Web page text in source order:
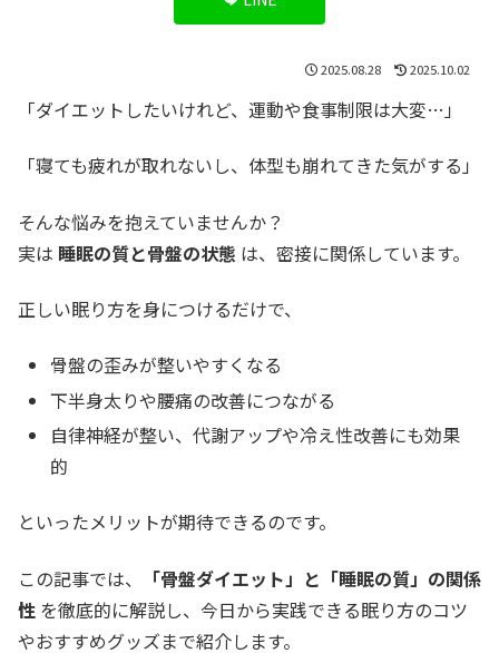
2025.08.28 2025.10.02
「ダイエットしたいけれど、運動や食事制限は大変…」
「寝ても疲れが取れないし、体型も崩れてきた気がする」
そんな悩みを抱えていませんか？
実は 睡眠の質と骨盤の状態 は、密接に関係しています。
正しい眠り方を身につけるだけで、
骨盤の歪みが整いやすくなる
下半身太りや腰痛の改善につながる
自律神経が整い、代謝アップや冷え性改善にも効果
的
といったメリットが期待できるのです。
この記事では、
「骨盤ダイエット」と「睡眠の質」の関係
性 を徹底的に解説し、今日から実践できる眠り方のコツ
やおすすめグッズまで紹介します。